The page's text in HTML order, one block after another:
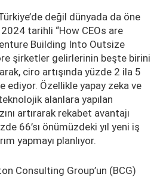
değil dünyada da öne
2024 tarihli “How CEOs are
Building Into Outsize
şirketler gelirlerinin beşte birini
ciro artışında yüzde 2 ila 5
ediyor. Özellikle yapay zeka ve
alanlara yapılan
artırarak rekabet avantajı
66’sı önümüzdeki yıl yeni iş
yapmayı planlıyor.
Consulting Group’un (BCG)